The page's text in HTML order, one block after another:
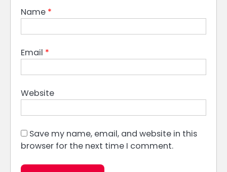
Name *
Email *
Website
Save my name, email, and website in this
browser for the next time I comment.